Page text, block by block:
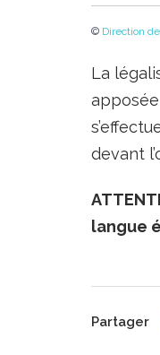
© Direction
La
devant
langue
Partager